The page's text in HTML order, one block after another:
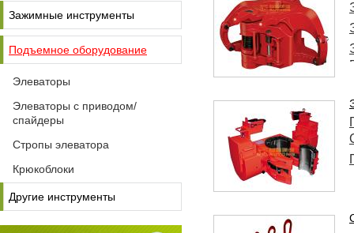
Зажимные инструменты
Подъемное оборудование
Элеваторы
Элеваторы с приводом/
спайдеры
Стропы элеватора
Крюкоблоки
Другие инструменты